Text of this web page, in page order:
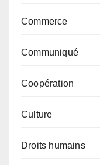
Commerce
Communiqué
Coopération
Culture
Droits humains